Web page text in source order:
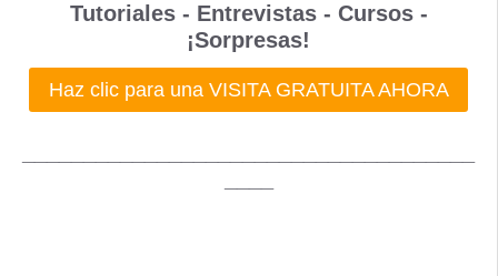
Tutoriales - Entrevistas - Cursos -
¡Sorpresas!
Haz clic para una VISITA GRATUITA AHORA